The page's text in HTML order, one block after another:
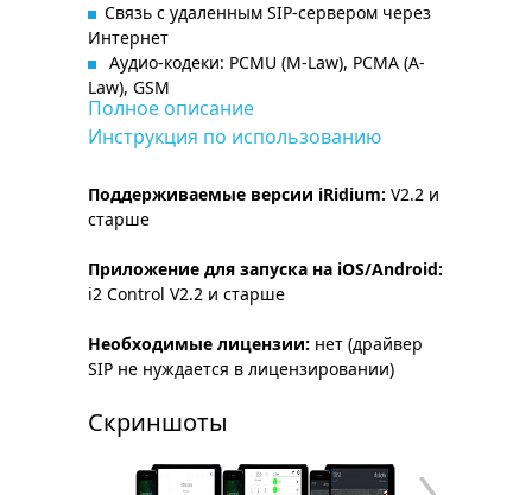
Связь с удаленным SIP-сервером через
Интернет
Аудио-кодеки: PCMU (M-Law), PCMA (A-
Law), GSM
Полное описание
Инструкция по использованию
Поддерживаемые версии iRidium: V2.2 и
старше
Приложение для запуска на iOS/Android:
i2 Control V2.2 и старше
Необходимые лицензии: нет (драйвер
SIP не нуждается в лицензировании)
Скриншоты